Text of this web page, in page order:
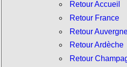
Retour Accueil
Retour France
Retour
Retour Ardèche
Retour